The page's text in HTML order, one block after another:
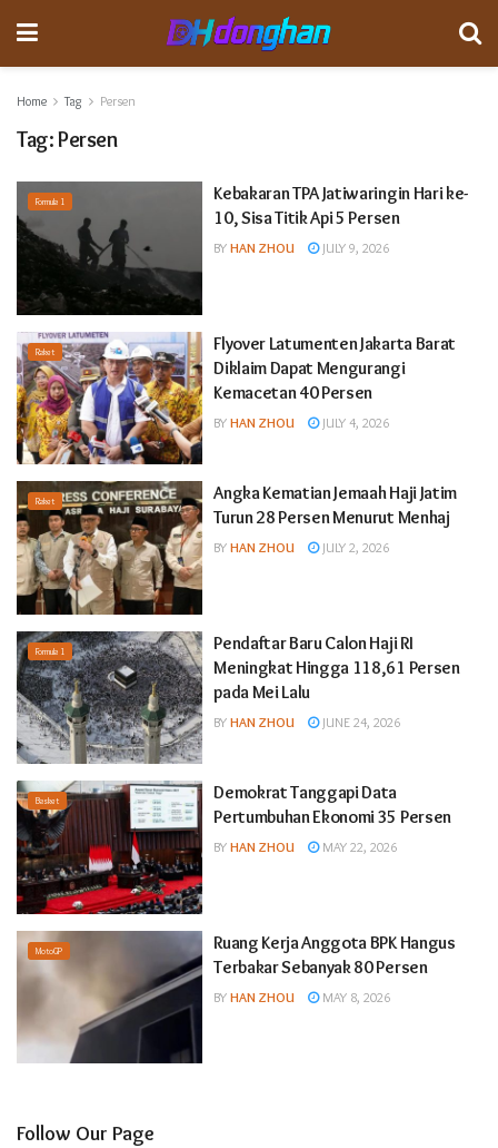
Home Tag Persen
Tag:Persen
Formula 1
Kebakaran TPA Jatiwaringin Hari ke-
10, Sisa Titik Api 5 Persen
BY HAN ZHOU JULY 9, 2026
Raket
Flyover Latumenten Jakarta Barat
Diklaim Dapat Mengurangi
Kemacetan 40 Persen
BY HAN ZHOU JULY 4, 2026
Raket
Angka Kematian Jemaah Haji Jatim
Turun 28 Persen Menurut Menhaj
BY HAN ZHOU JULY 2, 2026
Formula 1
Pendaftar Baru Calon Haji RI
Meningkat Hingga 118,61 Persen
pada Mei Lalu
BY HAN ZHOU JUNE 24, 2026
Basket
Demokrat Tanggapi Data
Pertumbuhan Ekonomi 35 Persen
BY HAN ZHOU MAY 22, 2026
MotoGP
Ruang Kerja Anggota BPK Hangus
Terbakar Sebanyak 80 Persen
BY HAN ZHOU MAY 8, 2026
Follow Our Page